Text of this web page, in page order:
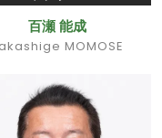
百瀬 能成
MOMOSE